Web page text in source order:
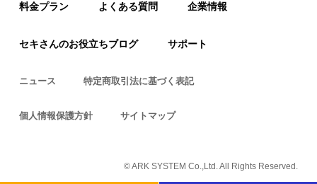
料金プラン よくある質問 企業情報
セキさんのお役立ちブログ サポート
ニュース 特定商取引法に基づく表記
個人情報保護方針 サイトマップ
© ARK SYSTEM Co.,Ltd. All Rights Reserved.